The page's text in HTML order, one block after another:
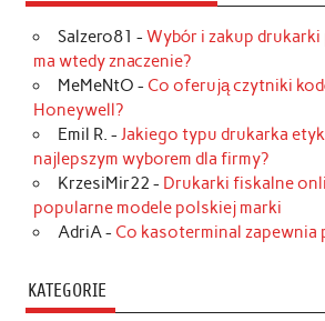
Salzero81 - Wybór i zakup
ma wtedy znaczenie?
MeMeNtO - Co oferują czytniki
Honeywell?
Emil R. - Jakiego typu drukarka
najlepszym wyborem dla firmy?
KrzesiMir22 - Drukarki fiskalne
popularne modele polskiej marki
AdriA- Co kasoterminal zapewnia
KATEGORIE